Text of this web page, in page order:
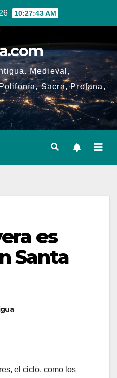
10:27:44 AM
Medieval,
Sacra, Profana,
es
Santa
el ciclo, como los